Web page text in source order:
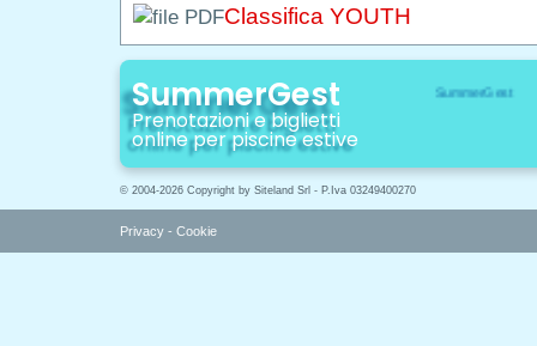
Classifica YOUTH
SummerGest
Prenotazioni e biglietti
online per piscine estive
© 2004-2026 Copyright by Siteland Srl - P.Iva 03249400270
Privacy - Cookie